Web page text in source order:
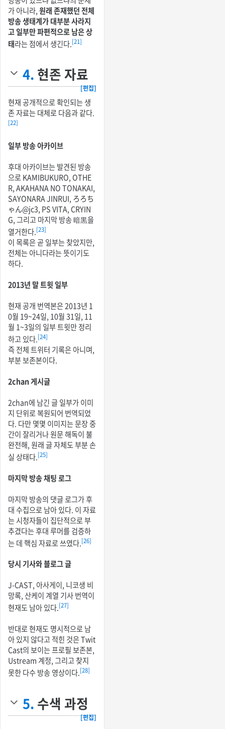
가 아니라,원래 존재했던 전체
방송 생태계가 대부분 사라지
고 일부만 파편적으로 남은 상
태라는 점에서 생긴다.[21]
4. 현존 자료
[편집]
현재 공개적으로 확인되는 생
존 자료는 대체로 다음과 같다.
[22]
일부 방송 아카이브
후대 아카이브는 발견된 방송
으로 KAMIBUKURO, OTHE
R, AKAHANA NO TONAKAI,
SAYONARA JINRUI, ろろち
ゃん@jc3, PS VITA, CRYIN
G, 그리고 마지막 방송 暗黒을
열거한다.[23]
이 목록은 곧 일부는 찾았지만,
전체는 아니다라는 뜻이기도
하다.
2013년 말 트윗 일부
현재 공개 번역본은 2013년 1
0월 19~24일, 10월 31일, 11
월 1~3일의 일부 트윗만 정리
하고 있다.[24]
즉 전체 트위터 기록은 아니며,
부분 보존본이다.
2chan 게시글
2chan에 남긴 글 일부가 이미
지 단위로 복원되어 번역되었
다. 다만 몇몇 이미지는 문장 중
간이 잘리거나 원문 해독이 불
완전해, 원래 글 자체도 부분 손
실 상태다.[25]
마지막 방송 채팅 로그
마지막 방송의 댓글 로그가 후
대 수집으로 남아 있다. 이 자료
는 시청자들이 집단적으로 부
추겼다는 후대 루머를 검증하
는 데 핵심 자료로 쓰였다.[26]
당시 기사와 블로그 글
J-CAST, 아사게이, 니코생 비
망록, 산케이 계열 기사 번역이
현재도 남아 있다.[27]
반대로 현재도 명시적으로 남
아 있지 않다고 적힌 것은 Twit
Cast의 보이는 프로필 보존본,
Ustream 계정, 그리고 찾지
못한 다수 방송 영상이다.[28]
5. 수색 과정
[편집]